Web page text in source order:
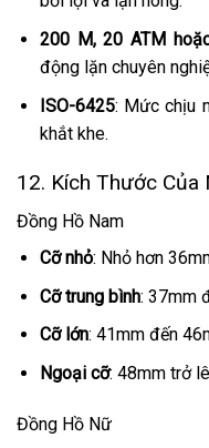
200 M, 20 ATM
động lặn chuyên
ISO-6425: Mức chịu
khắt khe.
12. Kích Thước
Đồng Hồ Nam
Cỡ nhỏ: Nhỏ hơn
Cỡ trung bình: 37mm
Cỡ lớn: 41mm đến
Ngoại cỡ: 48mm trở
Đồng Hồ Nữ